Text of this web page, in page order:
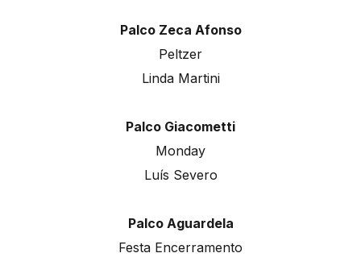
Palco Zeca Afonso
Peltzer
Linda Martini
Palco Giacometti
Monday
Luís Severo
Palco Aguardela
Festa Encerramento